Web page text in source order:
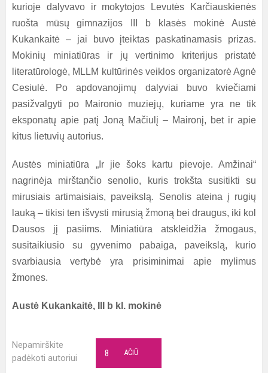
kurioje dalyvavo ir mokytojos Levutės Karčiauskienės
ruošta mūsų gimnazijos III
b klasės mokinė Austė
Kukankaitė – jai buvo įteiktas paskatinamasis prizas.
Mokinių miniatiūras ir jų vertinimo kriterijus pristatė
literatūrologė, MLLM kultūrinės veiklos organizatorė Agnė
Cesiulė. Po apdovanojimų dalyviai buvo kviečiami
pasižvalgyti po Maironio muziejų, kuriame yra ne tik
eksponatų apie patį Joną Mačiulį – Maironį, bet ir apie
kitus lietuvių autorius.
Austės miniatiūra „Ir jie šoks kartu pievoje. Amžinai“
nagrinėja mirštančio senolio, kuris trokšta susitikti su
mirusiais artimaisiais, paveikslą. Senolis ateina į rugių
lauką – tikisi ten išvysti mirusią žmoną bei draugus, iki kol
Dausos jį pasiims. Miniatiūra atskleidžia žmogaus,
susitaikiusio su gyvenimo pabaiga, paveikslą, kurio
svarbiausia vertybė yra prisiminimai apie mylimus
žmones.
Austė Kukankaitė, III b kl. mokinė
Nepamirškite
padėkoti autoriui
AČIŪ
8